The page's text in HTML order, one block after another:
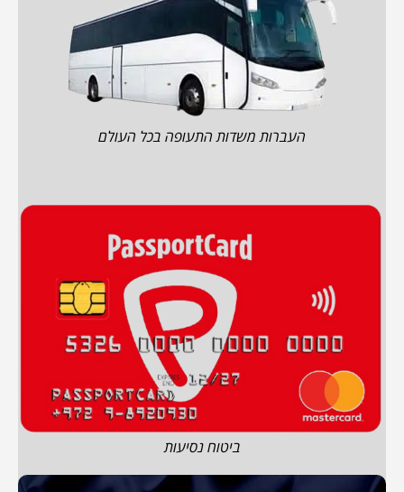
העברות משדות התעופה בכל העולם
ביטוח נסיעות